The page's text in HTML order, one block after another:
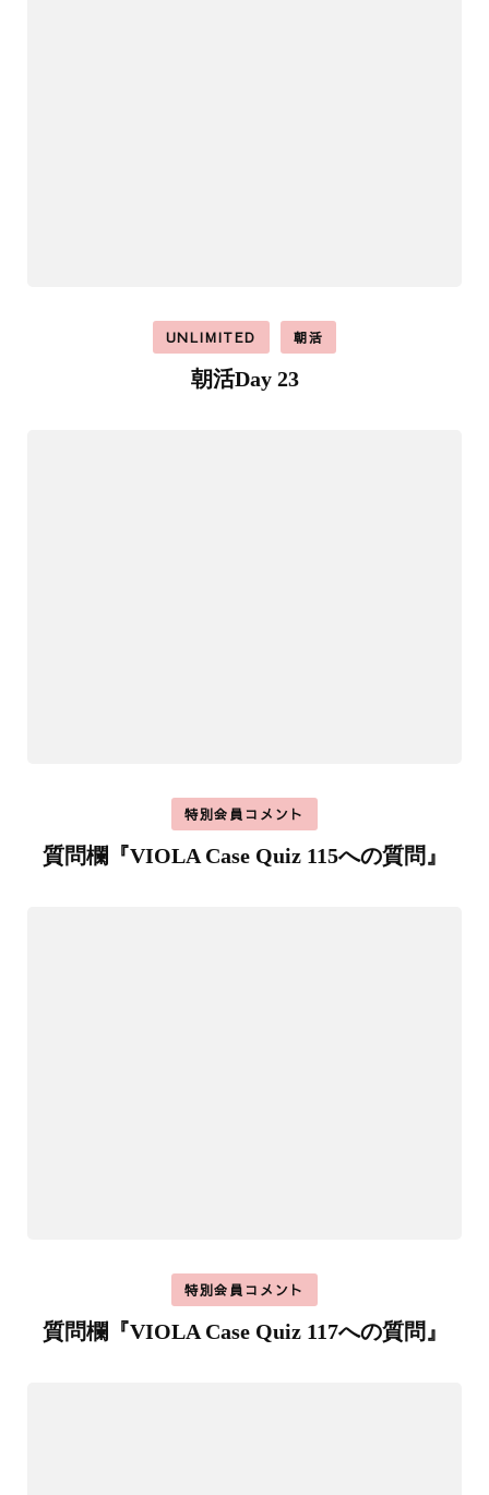
UNLIMITED 朝活
朝活Day 23
特別会員コメント
質問欄『VIOLA Case Quiz 115への質問』
特別会員コメント
質問欄『VIOLA Case Quiz 117への質問』